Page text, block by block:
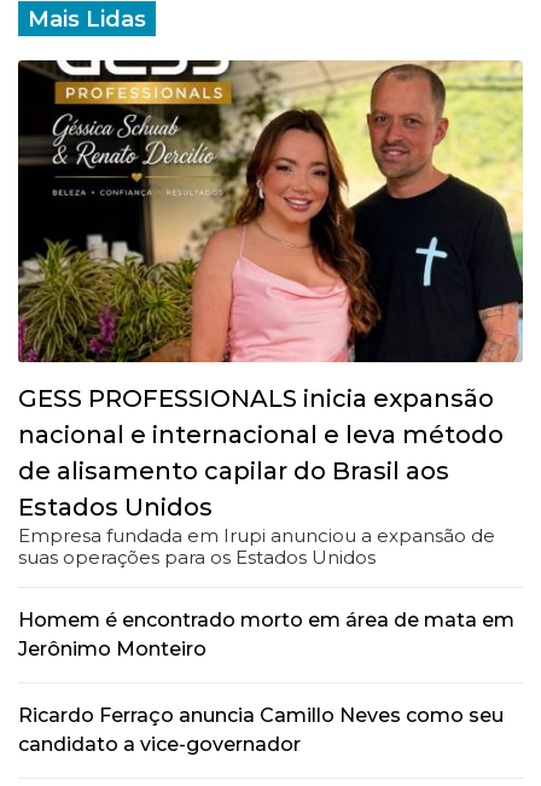
Mais Lidas
GESS PROFESSIONALS inicia expansão
nacional e internacional e leva método
de alisamento capilar do Brasil aos
Estados Unidos
Empresa fundada em Irupi anunciou a expansão de
suas operações para os Estados Unidos
Homem é encontrado morto em área de mata em
Jerônimo Monteiro
Ricardo Ferraço anuncia Camillo Neves como seu
candidato a vice-governador